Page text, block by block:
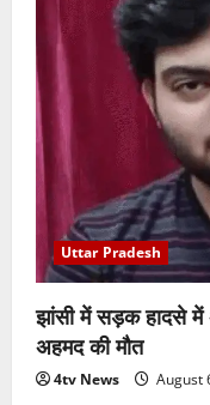
Uttar Pradesh
झांसी में सड़क हादसे
अहमद की मौत
4tv News August